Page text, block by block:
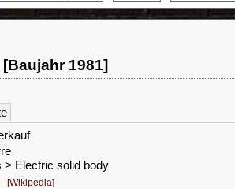
1981]
> Electric solid body
[Wikipedia]